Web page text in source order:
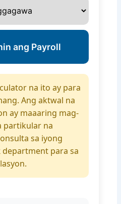
ang Payroll
na ito ay para
Ang aktwal na
ay maaaring mag-
partikular na
sa iyong
department para sa